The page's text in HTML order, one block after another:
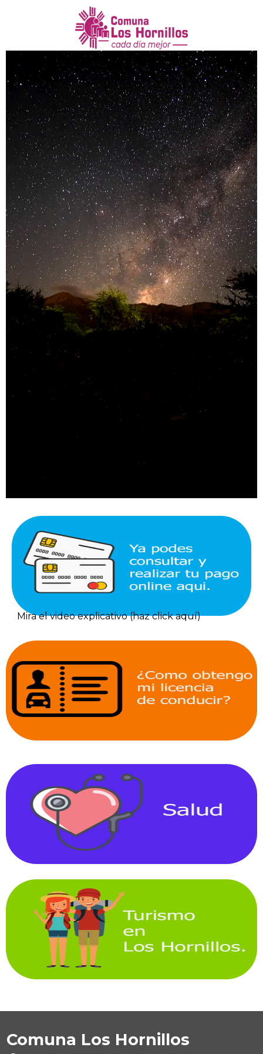
Mira el video explicativo (haz click aquí)
Comuna Los Hornillos